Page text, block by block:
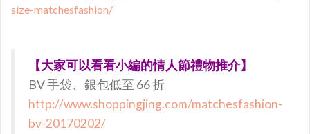
size-matchesfashion/
【大家可以看看小編的情人節禮物推介】
BV 手袋、銀包低至 66 折
http://www.shoppingjing.com/matchesfashion-
bv-20170202/